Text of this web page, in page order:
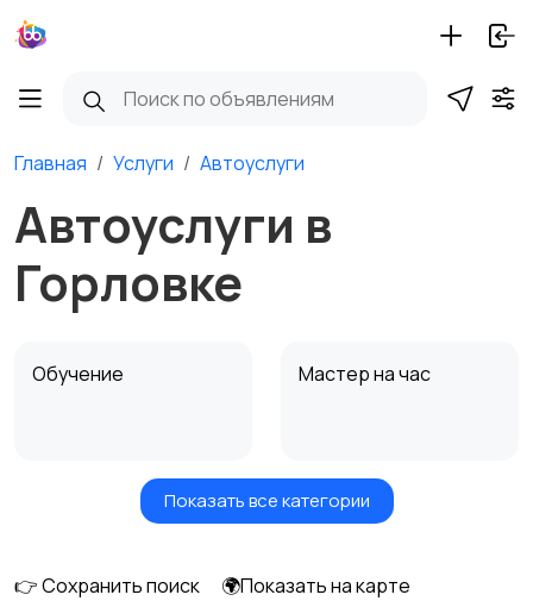
Главная Услуги Автоуслуги
Автоуслуги в
Горловке
Обучение Мастер на час
Красота и здоровье
Транспорт,
Показать все категории
👉 Сохранить поиск
🌍Показать на карте